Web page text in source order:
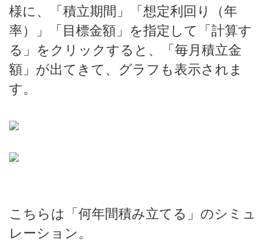
様に、「積立期間」「想定利回り（年
率）」「目標金額」を指定して「計算す
る」をクリックすると、「毎月積立金
額」が出てきて、グラフも表示されま
す。
こちらは「何年間積み立てる」のシミュ
レーション。